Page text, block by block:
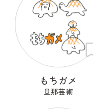
もちガメ
旦那芸術